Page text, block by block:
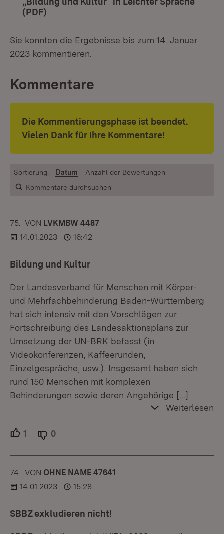
(PDF)
Sie konnten die Ergebnisse bis zum 14. Januar
2023 kommentieren.
Kommentare
Die Kommentierungsphase ist beendet.
Vielen Dank für Ihre Kommentare!
Kommentare durchsuchen
Sortierung: Datum Anzahl der Bewertungen
75. KOMMENTAR
VON :LVKMBW 4487
14.01.2023
16:42
Bildung und Kultur
Der Landesverband für Menschen mit Körper-
und Mehrfachbehinderung Baden-Württemberg
hat sich intensiv mit den Vorschlägen zur
Fortschreibung des Landesaktionsplans zur
Umsetzung der UN-BRK befasst (in
Videokonferenzen, Kaffeerunden,
Einzelgespräche, usw.). Insgesamt haben sich
rund 150 Menschen mit komplexen
Behinderungen sowie deren Angehörige […]
Weiterlesen
1 Unterstützer.
0
74. KOMMENTAR
VON :OHNE NAME 47641
14.01.2023
15:28
SBBZ exkludieren nicht!